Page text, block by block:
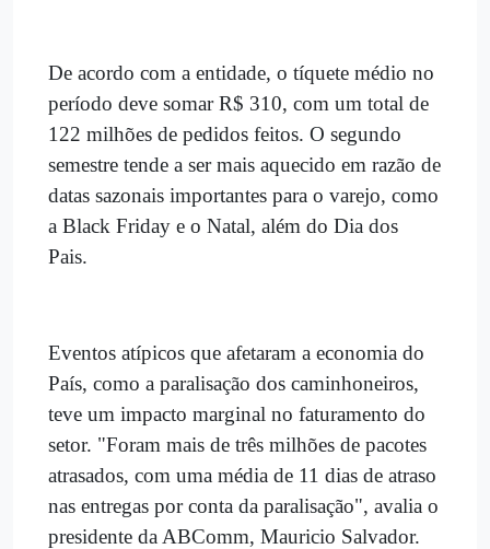
De acordo com a entidade, o tíquete médio no
período deve somar R$ 310, com um total de
122 milhões de pedidos feitos. O segundo
semestre tende a ser mais aquecido em razão de
datas sazonais importantes para o varejo, como
a Black Friday e o Natal, além do Dia dos
Pais.
Eventos atípicos que afetaram a economia do
País, como a paralisação dos caminhoneiros,
teve um impacto marginal no faturamento do
setor. "Foram mais de três milhões de pacotes
atrasados, com uma média de 11 dias de atraso
nas entregas por conta da paralisação", avalia o
presidente da ABComm, Mauricio Salvador.